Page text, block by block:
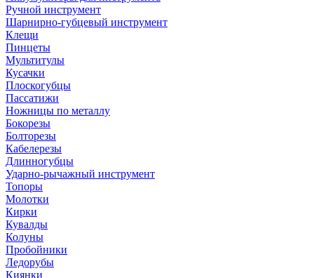
Ручной инструмент
Шарнирно-губцевый инструмент
Клещи
Пинцеты
Мультитулы
Кусачки
Плоскогубцы
Пассатижи
Ножницы по металлу
Бокорезы
Болторезы
Кабелерезы
Длинногубцы
Ударно-рычажный инструмент
Топоры
Молотки
Кирки
Кувалды
Колуны
Пробойники
Ледорубы
Киянки